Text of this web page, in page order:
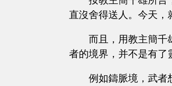
直沒舍得送人。今天，
而且，用教主簡千
者的境界，并不是有了
例如鑄脈境，武者